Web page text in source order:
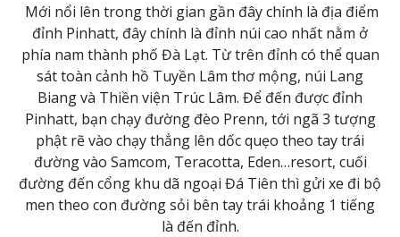
Mới nổi lên trong thời gian gần đây chính là địa điểm
đỉnh Pinhatt, đây chính là đỉnh núi cao nhất nằm ở
phía nam thành phố Đà Lạt. Từ trên đỉnh có thể quan
sát toàn cảnh hồ Tuyền Lâm thơ mộng, núi Lang
Biang và Thiền viện Trúc Lâm. Để đến được đỉnh
Pinhatt, bạn chạy đường đèo Prenn, tới ngã 3 tượng
phật rẽ vào chạy thẳng lên dốc quẹo theo tay trái
đường vào Samcom, Teracotta, Eden…resort, cuối
đường đến cổng khu dã ngoại Đá Tiên thì gửi xe đi bộ
men theo con đường sỏi bên tay trái khoảng 1 tiếng
là đến đỉnh.